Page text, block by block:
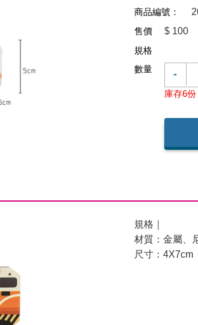
商品編號：
售價
$ 100
規格
數量
-
庫存6份
規格｜
材質：金屬、
尺寸：4X7cm